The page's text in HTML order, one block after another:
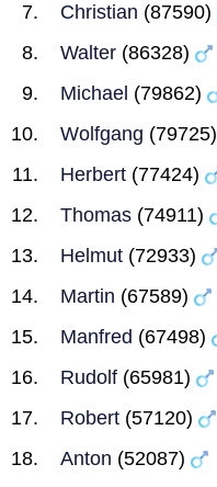
Christian (87590)
Walter (86328)
Michael (79862)
Wolfgang (79725)
Herbert (77424)
Thomas (74911)
Helmut (72933)
Martin (67589)
Manfred (67498)
Rudolf (65981)
Robert (57120)
Anton (52087)